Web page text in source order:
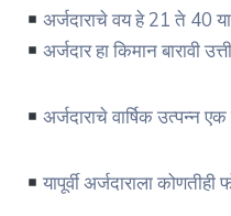
अर्जदाराचे वय हे 21 ते 40
अर्जदार हा किमान बारावी
अर्जदाराचे वार्षिक उत्पन्न
यापूर्वी अर्जदाराला